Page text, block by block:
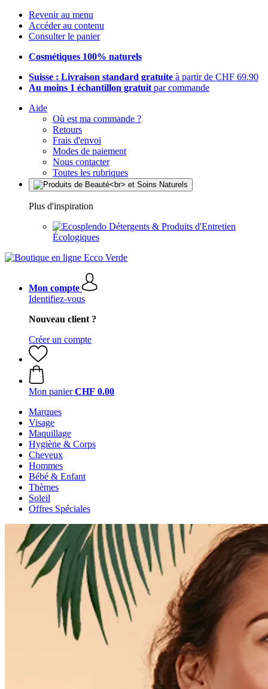
Revenir au menu
Accéder au contenu
Consulter le panier
Cosmétiques 100% naturels
Suisse : Livraison standard gratuite à partir de CHF 69.90
Au moins 1 échantillon gratuit par commande
Aide
Où est ma commande ?
Retours
Frais d'envoi
Modes de paiement
Nous contacter
Toutes les rubriques
Plus d'inspiration
Détergents & Produits d'Entretien
Écologiques
Mon compte
Identifiez-vous
Nouveau client ?
Créer un compte
Mon panier CHF 0.00
Marques
Visage
Maquillage
Hygiène & Corps
Cheveux
Hommes
Bébé & Enfant
Thèmes
Soleil
Offres Spéciales